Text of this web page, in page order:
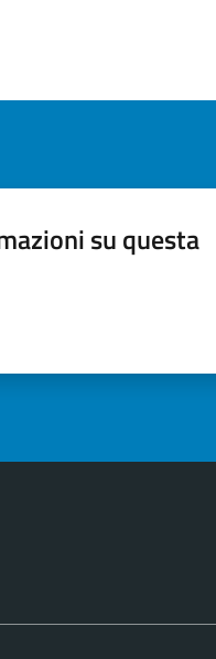
su questa